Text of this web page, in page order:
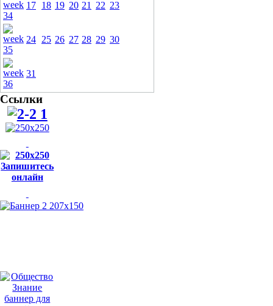
17 18 19 20 21 22 23
24 25 26 27 28 29 30
31
Ссылки